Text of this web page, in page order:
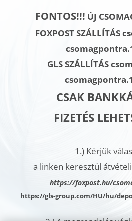
FONTOS!!! ÚJ
FOXPOST SZÁLLÍTÁS
GLS SZÁLLÍTÁS
csomagpontra.
CSAK
FIZETÉS
1.)Kérjük
a linken keresztül
https://foxpost.hu/
https://gls-group.com/HU/hu/